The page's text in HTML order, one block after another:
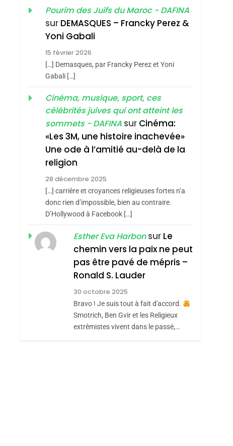
Dis Guerre»: La
Nouvelle Chanson De
Boy George
ISRAÉL JUDAISME
Accords D’Isaac:
L’alliance Pourrait
S’étendre À 13 Pays
D’Amérique Latine
ISRAÉL JUDAISME
5
Meurtrière Selon Le
Rapport D’ADL
Contre
L’antisémitisme
FRANCE ISRAÉL
FIÈRE, DIGNE ET
RÉSILIENTE :
POURQUOI JE
REVENDIQUE MA
JUDAÏTE Par Thérèse
Zrihen-Dvir
ISRAÉL JUDAISME
CE QUI NOUS
MANQUE – Jacques
Hadida
JUDAISME
Maroc : Les Amandes
Pourim des Juifs du Maroc - DAFINA
sur DEMASQUES – Francky Perez &
Yoni Gabali
15 février 2026
[…] Demasques, par Francky Perez et Yoni
Gabali […]
Cinéma, musique, sport, ces
célébrités juives qui ont atteint les
sommets - DAFINA sur Cinéma:
«Les 3M, une histoire inachevée»
Une ode à l’amitié au-delà de la
religion
28 décembre 2025
[…] carrière et croyances religieuses fortes n’a
donc rien d’impossible, bien au contraire.
D’Hollywood à Facebook […]
Esther Eva Harbonsur Le
chemin vers la paix ne peut
pas être pavé de mépris –
Ronald S. Lauder
30 octobre 2025
Bravo ! Je suis tout à fait d'accord.
Smotrich, Ben Gvir et les Religieux
extrêmistes vivent dans le passé,…